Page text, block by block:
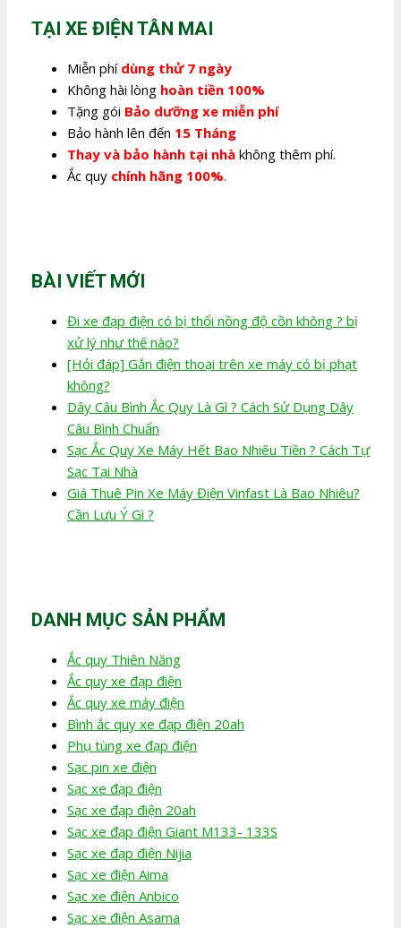
TẠI XE ĐIỆN TÂN MAI
Miễn phí dùng thử 7 ngày
Không hài lòng hoàn tiền 100%
Tặng gói Bảo dưỡng xe miễn phí
Bảo hành lên đến 15 Tháng
Thay và bảo hành tại nhà không thêm phí.
Ắc quy chính hãng 100%.
BÀI VIẾT MỚI
Đi xe đạp điện có bị thổi nồng độ cồn không ? bị
xử lý như thế nào?
[Hỏi đáp] Gắn điện thoại trên xe máy có bị phạt
không?
Dây Câu Bình Ắc Quy Là Gì ? Cách Sử Dụng Dây
Câu Bình Chuẩn
Sạc Ắc Quy Xe Máy Hết Bao Nhiêu Tiền ? Cách Tự
Sạc Tại Nhà
Giá Thuê Pin Xe Máy Điện Vinfast Là Bao Nhiêu?
Cần Lưu Ý Gì ?
DANH MỤC SẢN PHẨM
Ắc quy Thiên Năng
Ắc quy xe đạp điện
Ắc quy xe máy điện
Bình ắc quy xe đạp điện 20ah
Phụ tùng xe đạp điện
Sạc pin xe điện
Sạc xe đạp điện
Sạc xe đạp điện 20ah
Sạc xe đạp điện Giant M133- 133S
Sạc xe đạp điện Nijia
Sạc xe điện Aima
Sạc xe điện Anbico
Sạc xe điện Asama